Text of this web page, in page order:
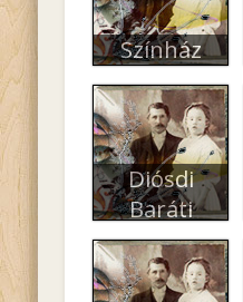
Színház
Diósdi
Baráti
Társaság